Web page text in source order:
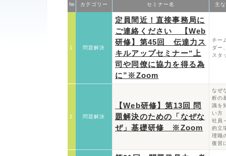
№ カテゴリー セミナー名 主
1 問題解決
定員間近！直接事務局に
ご連絡ください 【Web
研修】第45回 伝達力ス
キルアップセミナー“上
司や同僚に協力を得る為
に”※Zoom
チー
ダー
スタ
2 問題解決
【Web研修】第13回 問
題解決のための「なぜな
ぜ」基礎研修 ※Zoom
なぜ
析の
識を
い方
社員
的立
理職
復習